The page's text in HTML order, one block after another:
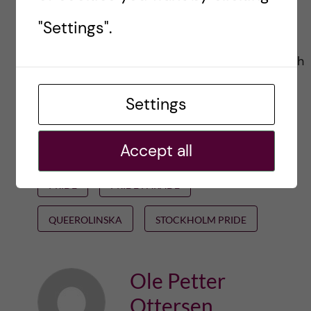
inkludering. Dessa värden är hörnstenar i alla
öppna, demokratiska samhällen. Det kommer
an på alla och envar av oss att respektera och
försvara dessa värden. Det är detta
morgondagens händelse handlar om.
MEDICINSKA FÖRENINGEN
QUEEROLINSKA STOCKHOLM PRIDE
Ole Petter
Ottersen
"Settings".
Settings
Accept all